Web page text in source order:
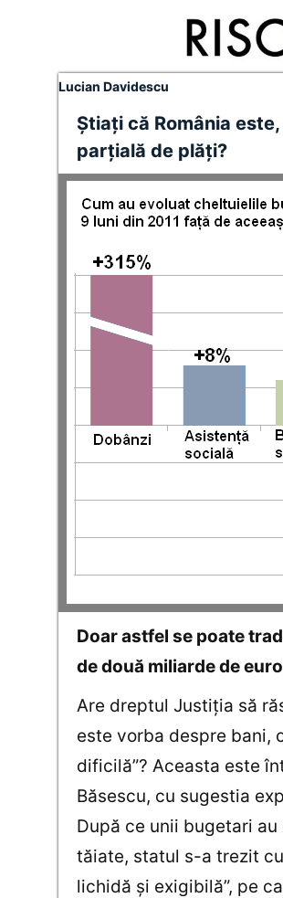
Lucian Davidescu
Ştiaţi că România
parţială de plăţi?
Doar astfel se poate
de două miliarde de
Are dreptul Justiţia să
este vorba despre bani,
dificilă”? Aceasta este
Băsescu, cu sugestia
După ce unii bugetari
tăiate, statul s-a trezit
lichidă şi exigibilă”, pe